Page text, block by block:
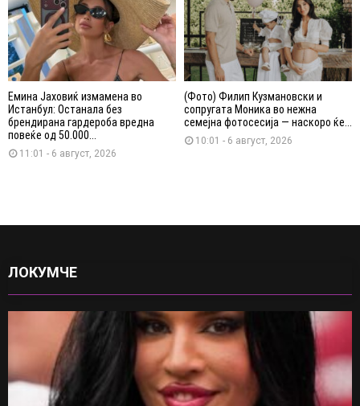
Емина Јаховиќ измамена во
Истанбул: Останала без
брендирана гардероба вредна
повеќе од 50.000...
11:01 - 6 август, 2026
(Фото) Филип Кузмановски и
сопругата Моника во нежна
семејна фотосесија — наскоро ќе...
10:01 - 6 август, 2026
ЛОКУМЧЕ